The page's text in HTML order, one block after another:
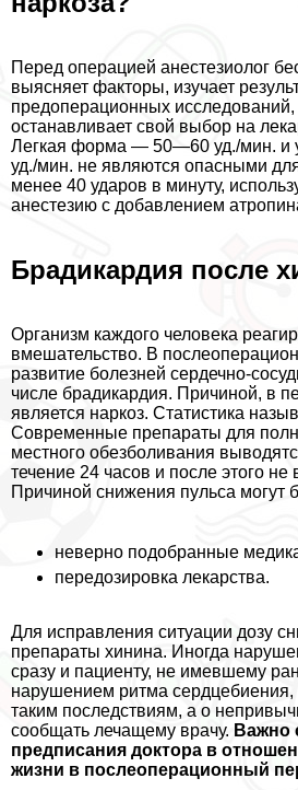
Перед операцией анестезиолог
выясняет факторы, изучает
предоперационных исследований,
останавливает свой выбор на
Легкая форма — 50—60 уд./мин.
уд./мин. не являются опасными
менее 40 ударов в минуту,
анестезию с добавлением
Брадикардия после
Организм каждого человека
вмешательство. В
развитие болезней сердечно-
числе брадикардия. Причиной, в
является наркоз. Статистика
Современные препараты для
местного обезболивания
течение 24 часов и после этого
Причиной снижения пульса могут
неверно подобранные
передозировка лекарства.
Для исправления ситуации дозу
препараты хинина. Иногда
сразу и пациенту, не имевшему
нарушением ритма
таким последствиям, а о
сообщать лечащему врачу. Важно
предписания доктора в
жизни в послеоперационный